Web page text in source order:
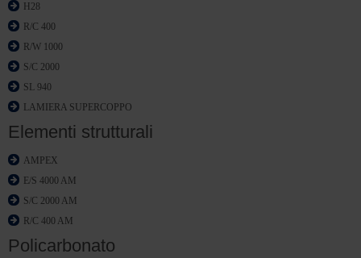
H28
R/C 400
R/W 1000
S/C 2000
SL 940
LAMIERA SUPERCOPPO
Elementi strutturali
AMPEX
E/S 4000 AM
S/C 2000 AM
R/C 400 AM
Policarbonato